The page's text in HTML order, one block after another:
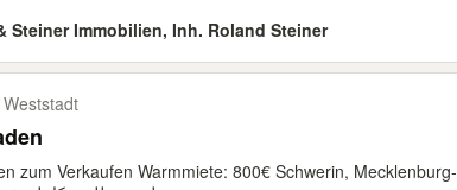
Steiner Immobilien, Inh. Roland Steiner
zum Verkaufen Warmmiete: 800€ Schwerin, Mecklenburg-